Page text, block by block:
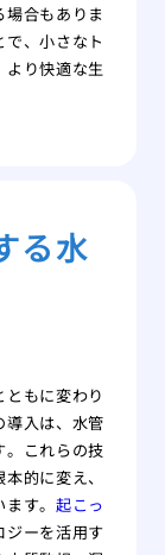
場合もありま
、小さなト
より快適な生
る水
もに変わり
導入は、水管
。これらの技
的に変え、
す。 起こっ
ジーを活用す